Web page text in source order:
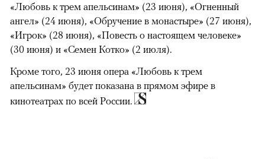
«Любовь к трем апельсинам» (23 июня), «Огненный
ангел» (24 июня), «Обручение в монастыре» (27 июня),
«Игрок» (28 июня), «Повесть о настоящем человеке»
(30 июня) и «Семен Котко» (2 июля).
Кроме того, 23 июня опера «Любовь к трем
апельсинам» будет показана в прямом эфире в
кинотеатрах по всей России.